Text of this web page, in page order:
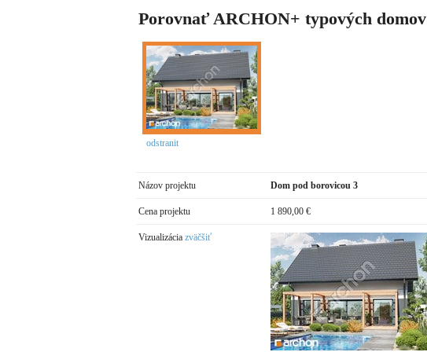
Porovnať ARCHON+ typových domov
odstranit
Názov projektu Dom pod borovicou 3
Cena projektu 1 890,00 €
Vizualizácia zväčšiť